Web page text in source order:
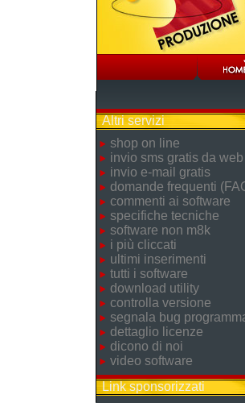
Altri servizi
shop on line
invio sms gratis da web
invio e-mail gratis
domande frequenti
commenti ai software
specifiche tecniche
software non m8k
i più cliccati
ultimi inserimenti
tutti i software
download utility
controlla versione
segnala bug
dettaglio licenze
dicono di noi
video software
Link sponsorizzati